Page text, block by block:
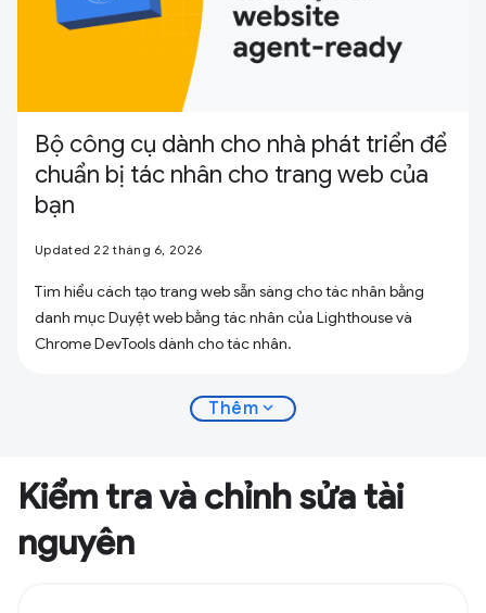
Bộ công cụ dành cho nhà phát triển để
chuẩn bị tác nhân cho trang web của
bạn
Updated 22 tháng 6, 2026
Tìm hiểu cách tạo trang web sẵn sàng cho tác nhân bằng
danh mục Duyệt web bằng tác nhân của Lighthouse và
Chrome DevTools dành cho tác nhân.
Thêm expand_more
Kiểm tra và chỉnh sửa tài
nguyên